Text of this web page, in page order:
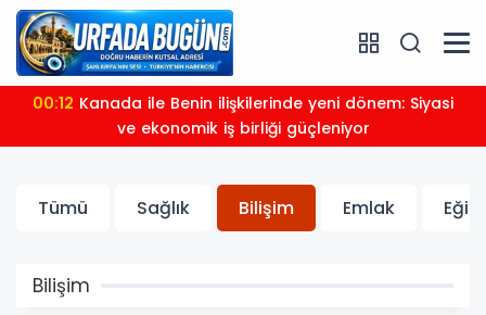
00:12
ve ekonomik iş birliği güçleniyor
Tümü Sağlık Bilişim Emlak
Bilişim